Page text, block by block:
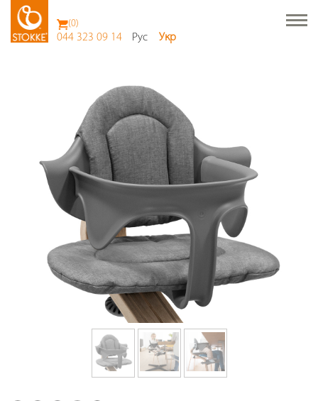
Рус Укр
(0)
044 323 09 14